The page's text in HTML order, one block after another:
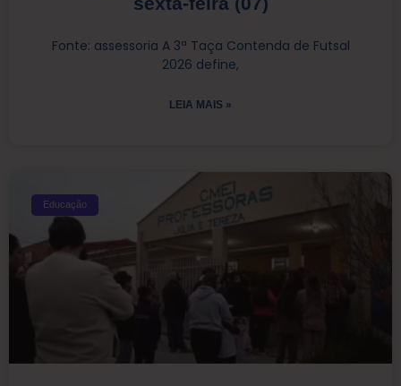
Fonte: assessoria A 3ª Taça Contenda de Futsal
2026 define,
LEIA MAIS »
Educação